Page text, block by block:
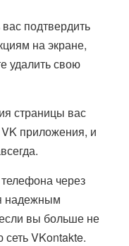
подтвердить
на экране,
удалить свою
страницы вас
приложения, и
через
надежным
вы больше не
сеть VKontakte.